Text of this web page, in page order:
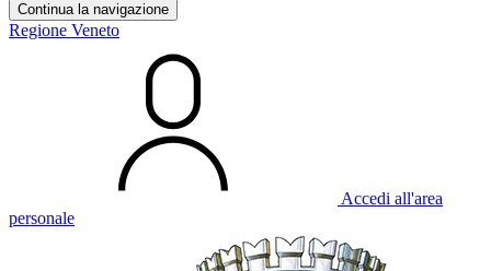
Continua la navigazione
Regione Veneto
Accedi all'area
personale